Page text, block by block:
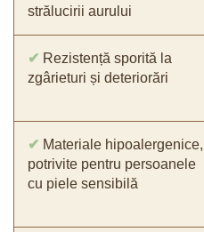
strălucirii aurului
✔ Rezistență sporită la
zgârieturi și deteriorări
✔ Materiale hipoalergenice,
potrivite pentru persoanele
cu piele sensibilă